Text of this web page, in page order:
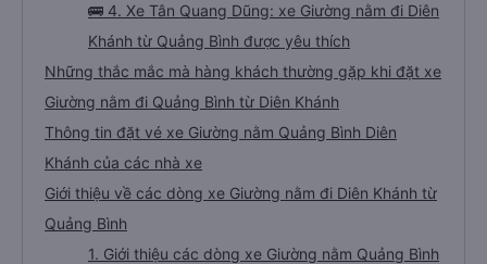
🚌 4. Xe Tân Quang Dũng: xe Giường nằm đi Diên
Khánh từ Quảng Bình được yêu thích
Những thắc mắc mà hàng khách thường gặp khi đặt xe
Giường nằm đi Quảng Bình từ Diên Khánh
Thông tin đặt vé xe Giường nằm Quảng Bình Diên
Khánh của các nhà xe
Giới thiệu về các dòng xe Giường nằm đi Diên Khánh từ
Quảng Bình
1. Giới thiệu các dòng xe Giường nằm Quảng Bình